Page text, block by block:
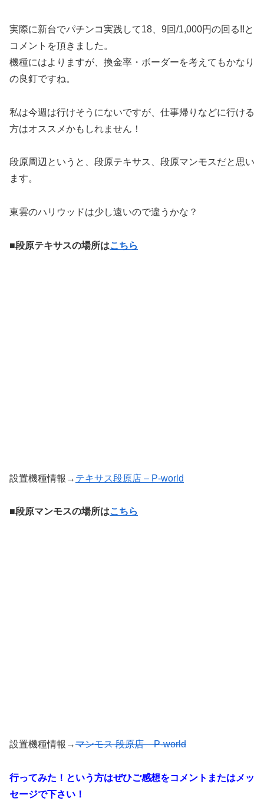
実際に新台でパチンコ実践して18、9回/1,000円の回る!!と
コメントを頂きました。
機種にはよりますが、換金率・ボーダーを考えてもかなり
の良釘ですね。
私は今週は行けそうにないですが、仕事帰りなどに行ける
方はオススメかもしれません！
段原周辺というと、段原テキサス、段原マンモスだと思い
ます。
東雲のハリウッドは少し遠いので違うかな？
■段原テキサスの場所はこちら
設置機種情報→ テキサス段原店 – P-world
■段原マンモスの場所はこちら
設置機種情報→マンモス 段原店 – P-world
行ってみた！という方はぜひご感想をコメントまたはメッ
セージで下さい！